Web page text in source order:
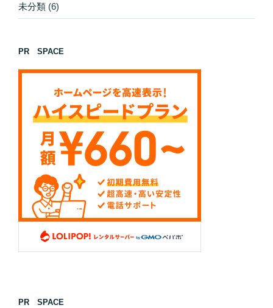
未分類 (6)
PR SPACE
PR SPACE